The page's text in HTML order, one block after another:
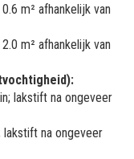
m² afhankelijk van
m² afhankelijk van
lakstift na ongeveer
lakstift na ongeveer